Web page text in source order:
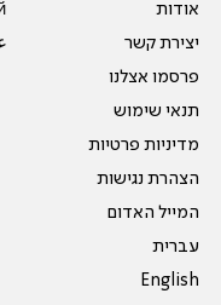
אודות
יצירת קשר
פרסמו אצלנו
תנאי שימוש
מדיניות פרטיות
הצהרת נגישות
המייל האדום
עברית
English